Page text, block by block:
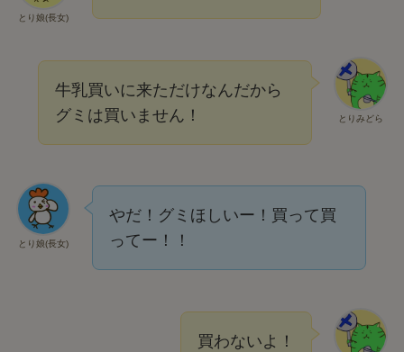
とり娘(長女)
とりみどら
牛乳買いに来ただけなんだから
グミは買いません！
とり娘(長女)
やだ！グミほしいー！買って買
ってー！！
買わないよ！